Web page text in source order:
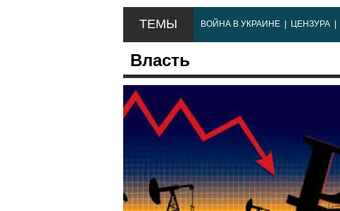
ТЕМЫ ВОЙНА В УКРАИНЕ ЦЕНЗУРА
Власть